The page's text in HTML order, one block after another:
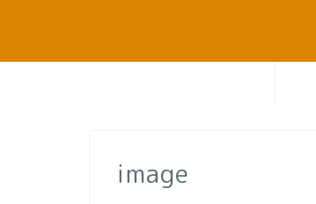
image